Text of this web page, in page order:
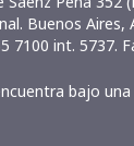
Buenos Aires,
7100 int. 5737.
bajo una